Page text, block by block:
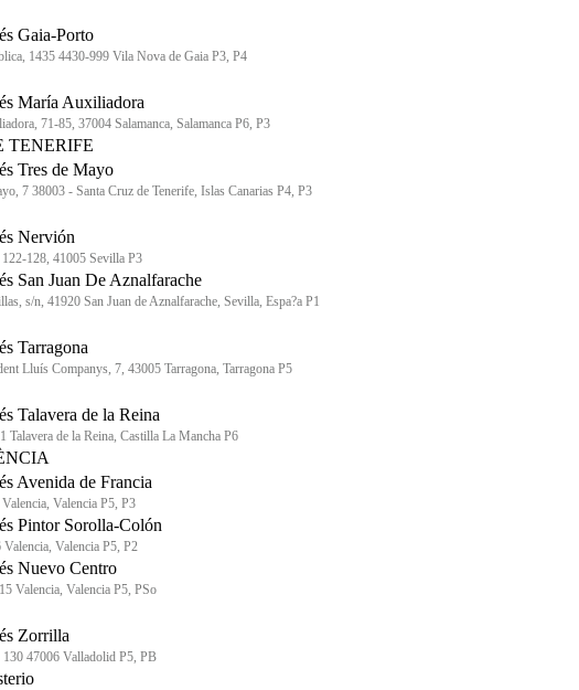
Gaia-Porto
1435 4430-999 Vila Nova de Gaia P3, P4
María Auxiliadora
71-85, 37004 Salamanca, Salamanca P6, P3
TENERIFE
Tres de Mayo
7 38003 - Santa Cruz de Tenerife, Islas Canarias P4, P3
Nervión
128, 41005 Sevilla P3
San Juan De Aznalfarache
s/n, 41920 San Juan de Aznalfarache, Sevilla, Espa?a P1
Tarragona
Lluís Companys, 7, 43005 Tarragona, Tarragona P5
Talavera de la Reina
Talavera de la Reina, Castilla La Mancha P6
Avenida de Francia
Valencia P5, P3
Pintor Sorolla-Colón
Valencia P5, P2
Nuevo Centro
Valencia, Valencia P5, PSo
Zorrilla
130 47006 Valladolid P5, PB